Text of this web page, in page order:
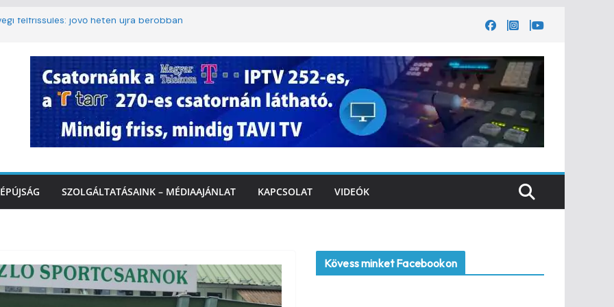
felfrissülés: jövő héten újra berobban
3. kerület TVE csapatát fogadta a
a tűzoltók dolgát Marcalinál
közlekedésért, elektromos
SZOLGÁLTATÁSAINK – MÉDIAAJÁNLAT KAPCSOLAT VIDEÓK
Kövess minket Facebookon